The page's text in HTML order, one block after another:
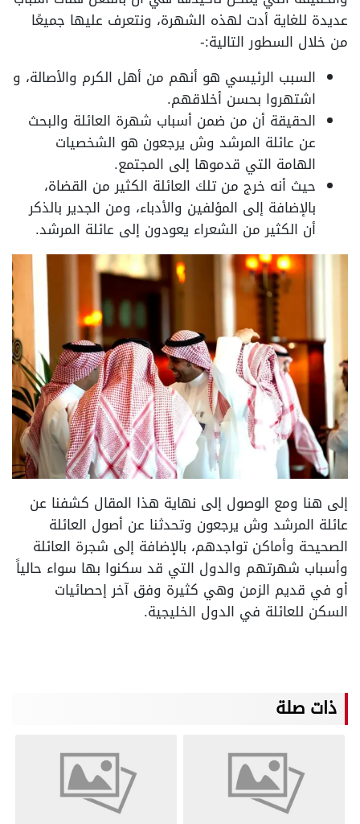
عديدة للغاية أدت لهذه الشهرة، ونتعرف عليها جميعًا
من خلال السطور التالية:-
السبب الرئيسي هو أنهم من أهل الكرم والأصالة، و
اشتهروا بحسن أخلاقهم.
الحقيقة أن من ضمن أسباب شهرة العائلة والبحث
عن عائلة المرشد وش يرجعون هو الشخصيات
الهامة التي قدموها إلى المجتمع.
حيث أنه خرج من تلك العائلة الكثير من القضاة،
بالإضافة إلى المؤلفين والأدباء، ومن الجدير بالذكر
أن الكثير من الشعراء يعودون إلى عائلة المرشد.
إلى هنا ومع الوصول إلى نهاية هذا المقال كشفنا عن
عائلة المرشد وش يرجعون وتحدثنا عن أصول العائلة
الصحيحة وأماكن تواجدهم، بالإضافة إلى شجرة العائلة
وأسباب شهرتهم والدول التي قد سكنوا بها سواء حالياً
أو في قديم الزمن وهي كثيرة وفق آخر إحصائيات
السكن للعائلة في الدول الخليجية.
ذات صلة